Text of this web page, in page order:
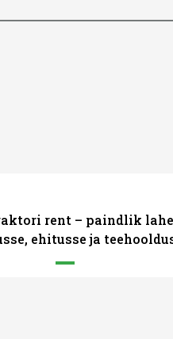
rent – paindlik
ehitusse ja